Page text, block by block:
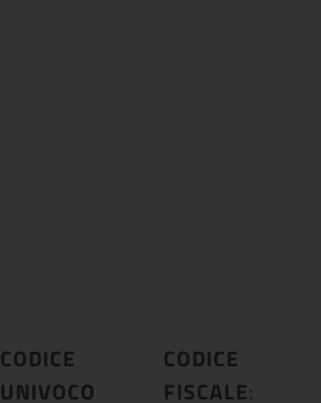
:
CODICE
UNIVOCO
CODICE
FISCALE: